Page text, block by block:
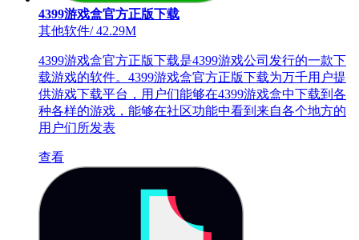
4399游戏盒官方正版下载
其他软件/42.29M
4399游戏盒官方正版下载是4399游戏公司发行的一款下
载游戏的软件。4399游戏盒官方正版下载为万千用户提
供游戏下载平台，用户们能够在4399游戏盒中下载到各
种各样的游戏，能够在社区功能中看到来自各个地方的
用户们所发表
查看